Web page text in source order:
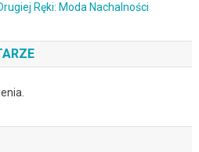
Ręki: Moda Nachalności